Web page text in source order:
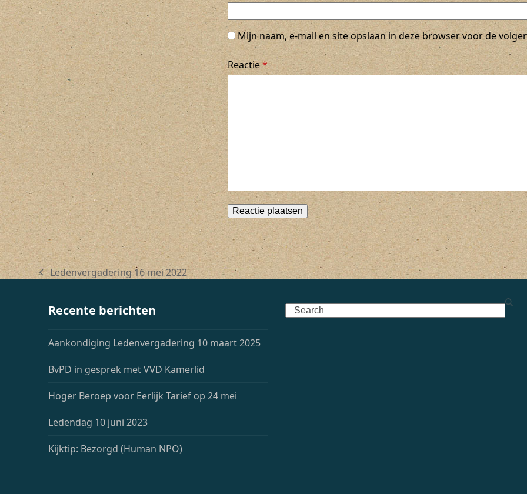
Mijn naam, e-mail en site opslaan in deze browser voor de
Reactie*
previous
Ledenvergadering 16 mei 2022
Recente berichten
Aankondiging Ledenvergadering 10 maart 2025
BvPD in gesprek met VVD Kamerlid
Hoger Beroep voor Eerlijk Tarief op 24 mei
Ledendag 10 juni 2023
Kijktip: Bezorgd (Human NPO)
Search